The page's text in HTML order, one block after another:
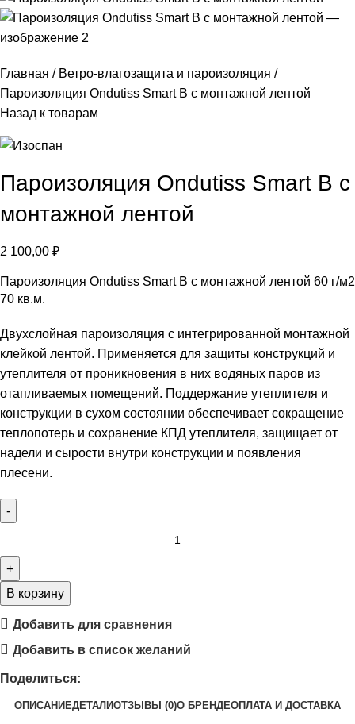
Главная
Ветро-влагозащита и пароизоляция
Пароизоляция Ondutiss Smart B с монтажной лентой
Назад к товарам
Пароизоляция Ondutiss Smart B с
монтажной лентой
2 100,00 ₽
Пароизоляция Ondutiss Smart B с монтажной лентой 60 г/м2
70 кв.м.
Двухслойная пароизоляция с интегрированной монтажной
клейкой лентой. Применяется для защиты конструкций и
утеплителя от проникновения в них водяных паров из
отапливаемых помещений. Поддержание утеплителя и
конструкции в сухом состоянии обеспечивает сокращение
теплопотерь и сохранение КПД утеплителя, защищает от
надели и сырости внутри конструкции и появления
плесени.
В корзину
Добавить для сравнения
Добавить в список желаний
Поделиться:
ОПИСАНИЕДЕТАЛИОТЗЫВЫ (0)О БРЕНДЕОПЛАТА И ДОСТАВКА